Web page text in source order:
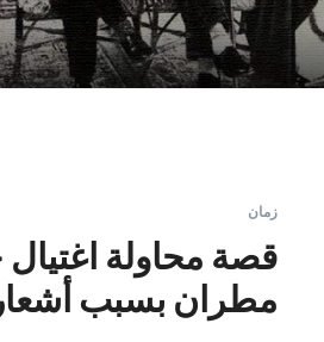
زمان
قصة محاولة
مطران بسبب